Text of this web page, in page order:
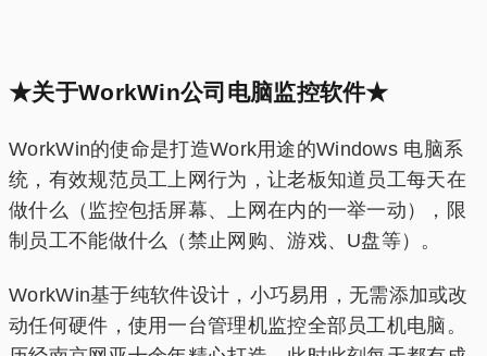
★关于WorkWin公司电脑监控软件★
WorkWin的使命是打造Work用途的Windows 电脑系
统，有效规范员工上网行为，让老板知道员工每天在
做什么（监控包括屏幕、上网在内的一举一动），限
制员工不能做什么（禁止网购、游戏、U盘等）。
WorkWin基于纯软件设计，小巧易用，无需添加或改
动任何硬件，使用一台管理机监控全部员工机电脑。